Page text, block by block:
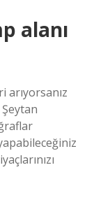
alanı
arıyorsanız